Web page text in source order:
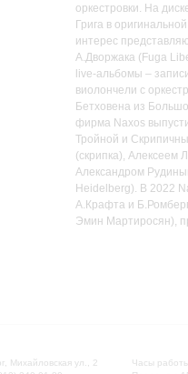
оркестровки. На
Грига в
интерес
А.Дворжака (Fuga
live-альбомы –
виолончели с
Бетховена из
фирма Naxos
Тройной и
(скрипка), Алексеем
Александром
Heidelberg). В 2022
А.Крафта и
Эмин Мартиросян),
Михайловская ул., 2
Часы